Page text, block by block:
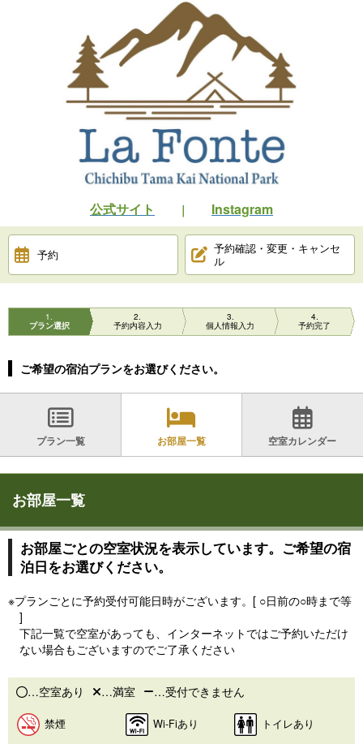
公式サイト ｜ Instagram
予約
予約確認・変更・キャンセ
ル
1
プラン選択
2
予約内容入力
3
個人情報入力
4
予約完了
ご希望の宿泊プランをお選びください。
プラン一覧 お部屋一覧 空室カレンダー
お部屋一覧
お部屋ごとの空室状況を表示しています。ご希望の宿
泊日をお選びください。
※プランごとに予約受付可能日時がございます。[ ○日前の○時まで等
]
下記一覧で空室があっても、インターネットではご予約いただけ
ない場合もございますのでご了承ください
…空室あり …満室 …受付できません
禁煙 Wi-Fiあり
トイレあり